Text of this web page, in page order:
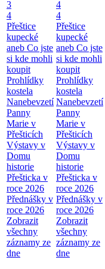
3
4
Přeštice
kupecké
aneb Co jste
si kde mohli
koupit
Prohlídky
kostela
Nanebevzetí
Panny
Marie v
Přešticích
Výstavy v
Domu
historie
Přešticka v
roce 2026
Přednášky v
roce 2026
Zobrazit
všechny
záznamy ze
dne
4
4
Přeštice
kupecké
aneb Co jste
si kde mohli
koupit
Prohlídky
kostela
Nanebevzetí
Panny
Marie v
Přešticích
Výstavy v
Domu
historie
Přešticka v
roce 2026
Přednášky v
roce 2026
Zobrazit
všechny
záznamy ze
dne